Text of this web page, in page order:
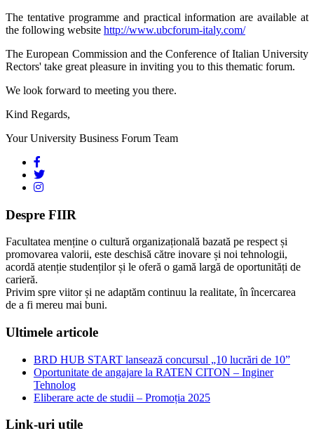
The tentative programme and practical information are available at
the following website http://www.ubcforum-italy.com/
The European Commission and the Conference of Italian University
Rectors' take great pleasure in inviting you to this thematic forum.
We look forward to meeting you there.
Kind Regards,
Your University Business Forum Team
Despre FIIR
Facultatea menține o cultură organizațională bazată pe respect și
promovarea valorii, este deschisă către inovare și noi tehnologii,
acordă atenție studenților și le oferă o gamă largă de oportunități de
carieră.
Privim spre viitor și ne adaptăm continuu la realitate, în încercarea
de a fi mereu mai buni.
Ultimele articole
BRD HUB START lansează concursul „10 lucrări de 10”
Oportunitate de angajare la RATEN CITON – Inginer
Tehnolog
Eliberare acte de studii – Promoția 2025
Link-uri utile